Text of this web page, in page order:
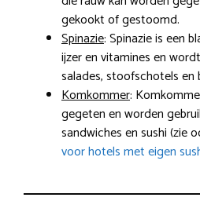
gekookt of gestoomd.
Spinazie: Spinazie is een
ijzer en vitamines en
salades, stoofschotels en
Komkommer:
gegeten en worden
sandwiches en sushi (zie
voor hotels met eigen